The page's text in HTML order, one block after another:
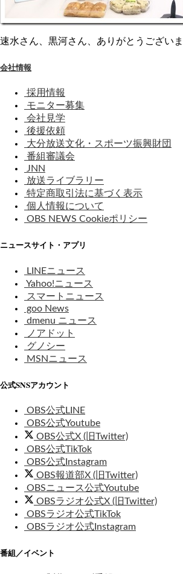
速水さん、黒河さん、ありがとうございま
会社情報
採用情報
モニター募集
会社見学
後援依頼
大分放送文化・スポーツ振興財団
番組審議会
JNN
放送ライブラリー
特定商取引法に基づく表示
個人情報について
OBS NEWS Cookieポリシー
ニュースサイト・アプリ
LINEニュース
Yahoo!ニュース
スマートニュース
goo News
dmenu ニュース
ノアドット
グノシー
MSNニュース
公式SNSアカウント
OBS公式LINE
OBS公式Youtube
OBS公式X (旧Twitter)
OBS公式TikTok
OBS公式Instagram
OBS報道部X (旧Twitter)
OBSニュース公式Youtube
OBSラジオ公式X (旧Twitter)
OBSラジオ公式TikTok
OBSラジオ公式Instagram
番組／イベント